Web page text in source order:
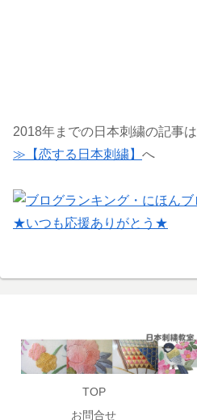
2018年までの日本刺繍の記事は
≫【恋する日本刺繍】 へ
★いつも応援ありがとう★
TOP
お問合せ